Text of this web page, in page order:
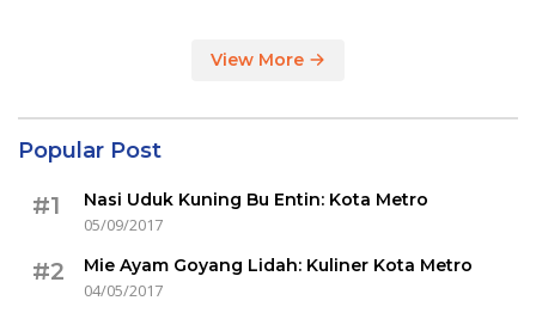
View More
Popular Post
#1
Nasi Uduk Kuning Bu Entin: Kota Metro
05/09/2017
#2
Mie Ayam Goyang Lidah: Kuliner Kota Metro
04/05/2017